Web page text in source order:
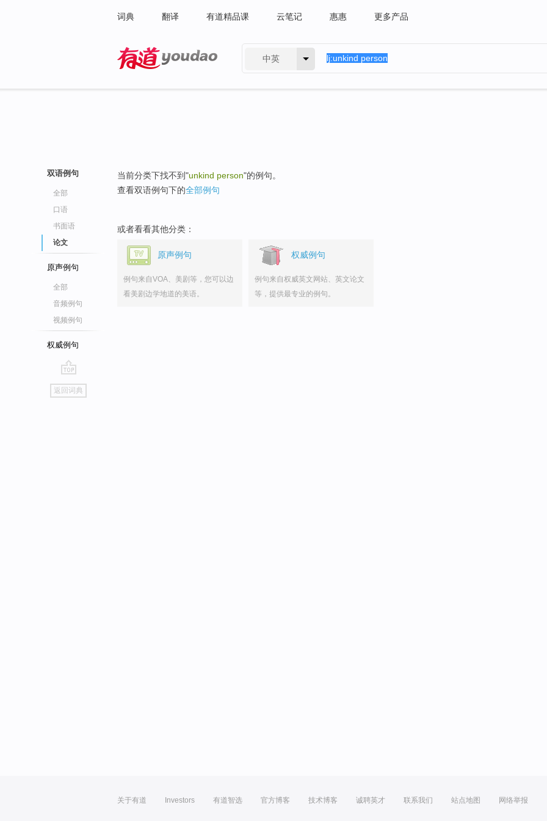
词典 翻译 有道精品课 云笔记 惠惠 更多产品
中英
双语例句
全部
口语
书面语
论文
原声例句
全部
音频例句
视频例句
权威例句
go
top
返回词典
当前分类下找不到"unkind person"的例句。
查看双语例句下的全部例句
或者看看其他分类：
原声例句
例句来自VOA、美剧等，您可以边
看美剧边学地道的美语。
权威例句
例句来自权威英文网站、英文论文
等，提供最专业的例句。
关于有道 Investors 有道智选 官方博客 技术博客 诚聘英才 联系我们 站点地图 网络举报